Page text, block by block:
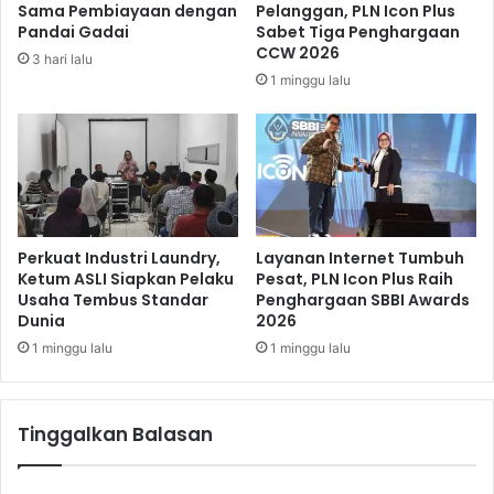
k
a
r
a
n
B
e
r
s
o
s
i
s
s
a
i
i
g
i
t
a
l
i
s
S
i
Sama Pembiayaan dengan
Pandai Gadai
3 hari lalu
Pelanggan, PLN Icon Plus
Sabet Tiga Penghargaan
CCW 2026
1 minggu lalu
Perkuat Industri Laundry,
Ketum ASLI Siapkan Pelaku
Usaha Tembus Standar
Dunia
1 minggu lalu
Layanan Internet Tumbuh
Pesat, PLN Icon Plus Raih
Penghargaan SBBI Awards
2026
1 minggu lalu
Tinggalkan Balasan